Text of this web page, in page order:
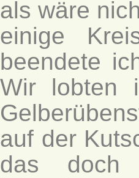
als wäre
einige
beendete
Wir lobten
auf der
das doch